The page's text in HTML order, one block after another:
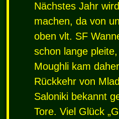
Nächstes Jahr
machen, da von
oben vlt. SF
schon lange
Moughli kam
Rückkehr von
Saloniki bekannt
Tore. Viel Glück